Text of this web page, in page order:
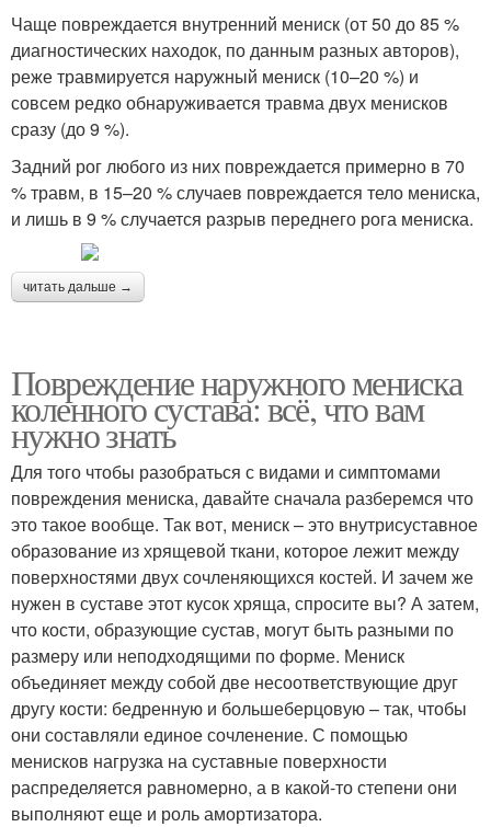
Чаще повреждается внутренний мениск (от 50 до 85 %
диагностических находок, по данным разных авторов),
реже травмируется наружный мениск (10–20 %) и
совсем редко обнаруживается травма двух менисков
сразу (до 9 %).
Задний рог любого из них повреждается примерно в 70
% травм, в 15–20 % случаев повреждается тело мениска,
и лишь в 9 % случается разрыв переднего рога мениска.
читать дальше →
Повреждение наружного мениска
коленного сустава: всё, что вам
нужно знать
Для того чтобы разобраться с видами и симптомами
повреждения мениска, давайте сначала разберемся что
это такое вообще. Так вот, мениск – это внутрисуставное
образование из хрящевой ткани, которое лежит между
поверхностями двух сочленяющихся костей. И зачем же
нужен в суставе этот кусок хряща, спросите вы? А затем,
что кости, образующие сустав, могут быть разными по
размеру или неподходящими по форме. Мениск
объединяет между собой две несоответствующие друг
другу кости: бедренную и большеберцовую – так, чтобы
они составляли единое сочленение. С помощью
менисков нагрузка на суставные поверхности
распределяется равномерно, а в какой-то степени они
выполняют еще и роль амортизатора.